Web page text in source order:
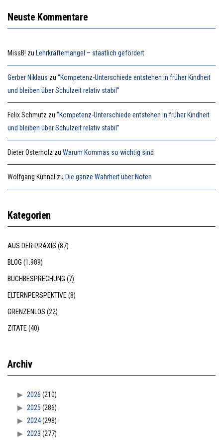
Neuste Kommentare
MissB! zu Lehrkräftemangel – staatlich gefördert
Gerber Niklaus zu “Kompetenz-Unterschiede entstehen in früher Kindheit
und bleiben über Schulzeit relativ stabil”
Felix Schmutz zu “Kompetenz-Unterschiede entstehen in früher Kindheit
und bleiben über Schulzeit relativ stabil”
Dieter Osterholz zu Warum Kommas so wichtig sind
Wolfgang Kühnel zu Die ganze Wahrheit über Noten
Kategorien
AUS DER PRAXIS (87)
BLOG (1.989)
BUCHBESPRECHUNG (7)
ELTERNPERSPEKTIVE (8)
GRENZENLOS (22)
ZITATE (40)
Archiv
2026 (210)
2025 (286)
2024(298)
2023 (277)